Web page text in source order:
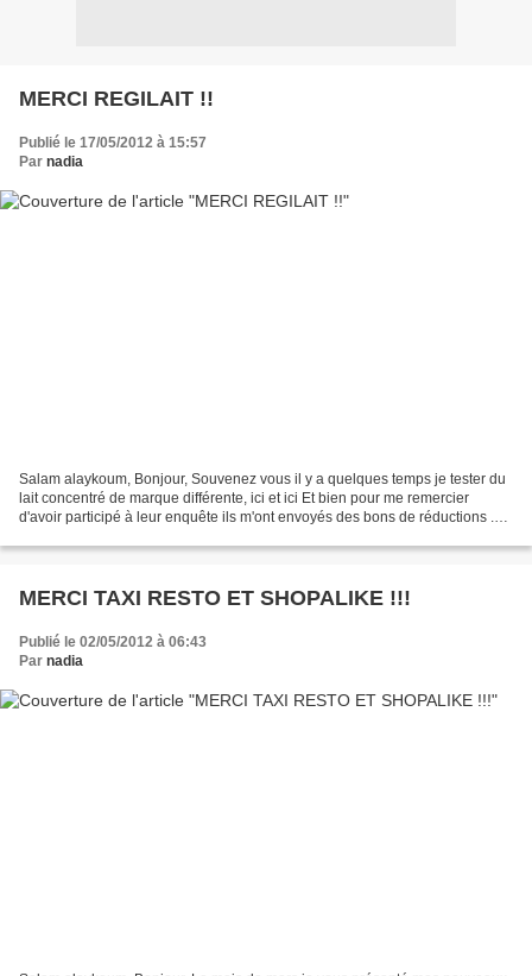
MERCI REGILAIT !!
Publié le 17/05/2012 à 15:57
Par nadia
Salam alaykoum, Bonjour, Souvenez vous il y a quelques temps je tester du
lait concentré de marque différente, ici et ici Et bien pour me remercier
d'avoir participé à leur enquête ils m'ont envoyés des bons de réductions .
MERCI TAXI RESTO ET SHOPALIKE !!!
Publié le 02/05/2012 à 06:43
Par nadia